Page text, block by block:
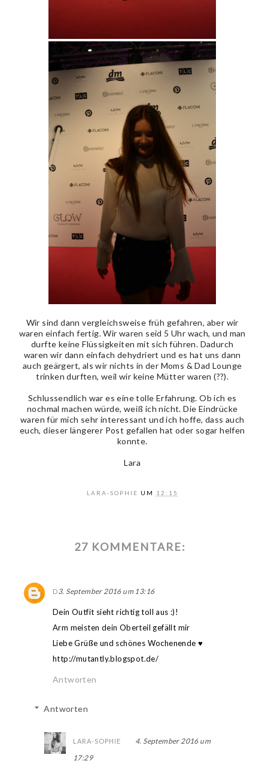
Wir sind dann vergleichsweise früh gefahren, aber wir
waren einfach fertig. Wir waren seid 5 Uhr wach, und man
durfte keine Flüssigkeiten mit sich führen. Dadurch
waren wir dann einfach dehydriert und es hat uns dann
auch geärgert, als wir nichts in der Moms & Dad Lounge
trinken durften, weil wir keine Mütter waren (??).
Schlussendlich war es eine tolle Erfahrung. Ob ich es
nochmal machen würde, weiß ich nicht. Die Eindrücke
waren für mich sehr interessant und ich hoffe, dass auch
euch, dieser längerer Post gefallen hat oder sogar helfen
konnte.
Lara
LARA-SOPHIE UM 12:15
27 KOMMENTARE:
D3. September 2016 um 13:16
Dein Outfit sieht richtig toll aus :)!
Arm meisten dein Oberteil gefällt mir
Liebe Grüße und schönes Wochenende ♥
http://mutantly.blogspot.de/
Antworten
Antworten
LARA-SOPHIE
4. September 2016 um
17:29